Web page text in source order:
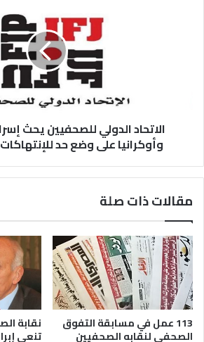
الاتحاد الدولي للصحفيين يحث
وأوكرانيا على وضع حد
مقالات ذات صلة
113 عمل في مسابقة التفوق
الصحفي لنقابه الصحفيين
نقابة
تنعى